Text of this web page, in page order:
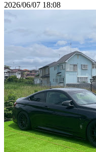
2026/06/07 18:08